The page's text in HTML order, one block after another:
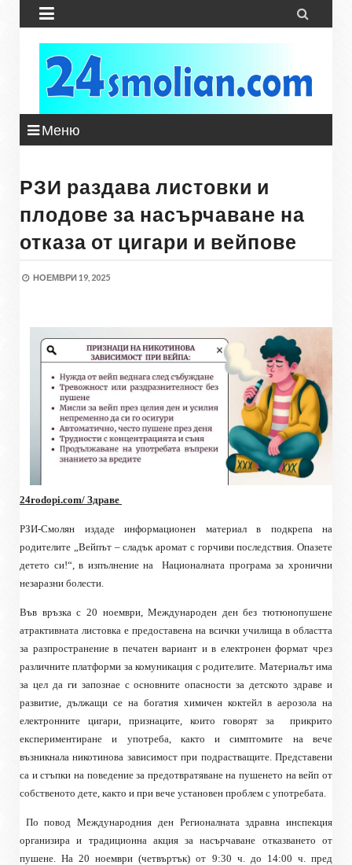
 
Меню
РЗИ раздава листовки и
плодове за насърчаване на
отказа от цигари и вейпове
НОЕМВРИ 19, 2025
24rodopi.com/ Здраве
РЗИ-Смолян издаде информационен материал в подкрепа на
родителите „Вейпът – сладък аромат с горчиви последствия. Опазете
детето си!“, в изпълнение на
Националната програма за хронични
незаразни болести.
Във връзка с 20 ноември, Международен ден без тютюнопушене
атрактивната листовка е предоставена на всички училища в областта
за разпространение в печатен вариант и в електронен формат чрез
различните платформи за комуникация с родителите. Материалът има
за цел да ги запознае с основните опасности за детското здраве и
развитие, дължащи се на богатия химичен коктейл в аерозола на
електронните цигари, признаците, които говорят за
прикрито
експериментиране и употреба, както и симптомите на вече
възникнала никотинова зависимост при подрастващите. Представени
са и стъпки на поведение за предотвратяване на пушенето на вейп от
собственото дете, както и при вече установен проблем с употребата.
По повод Международния ден Регионалната здравна инспекция
организира и традиционна акция за насърчаване отказването от
пушене. На 20 ноември (четвъртък) от 9:30 ч. до 14:00 ч. пред